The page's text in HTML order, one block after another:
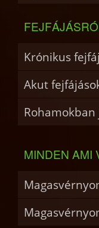
Krónikus
Akut
MINDEN AMI